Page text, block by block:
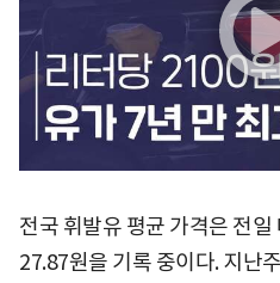
전국 휘발유 평균 가격은 전
27.87원을 기록 중이다. 지난